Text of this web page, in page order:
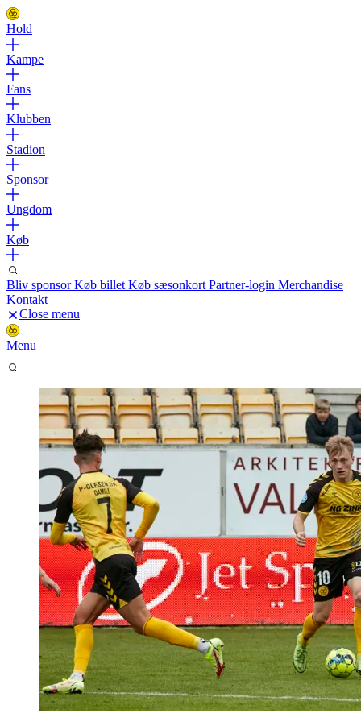
Hold
Kampe
Fans
Klubben
Stadion
Sponsor
Ungdom
Køb
Bliv sponsorKøb billet Køb sæsonkort Partner-login Merchandise
Kontakt
Close menu
Menu